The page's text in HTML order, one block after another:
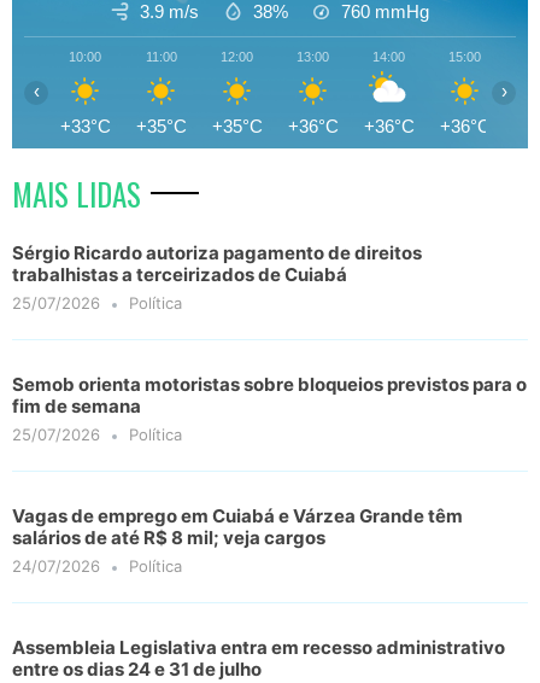
3.9 m/s 38% 760 mmHg
10:00
+33°C
11:00
+35°C
12:00
+35°C
13:00
+36°C
14:00
+36°C
15:00
+36°C
‹ ›
MAIS LIDAS
Sérgio Ricardo autoriza pagamento de direitos
trabalhistas a terceirizados de Cuiabá
25/07/2026 Política
Semob orienta motoristas sobre bloqueios previstos para o
fim de semana
25/07/2026 Política
Vagas de emprego em Cuiabá e Várzea Grande têm
salários de até R$ 8 mil; veja cargos
24/07/2026 Política
Assembleia Legislativa entra em recesso administrativo
entre os dias 24 e 31 de julho